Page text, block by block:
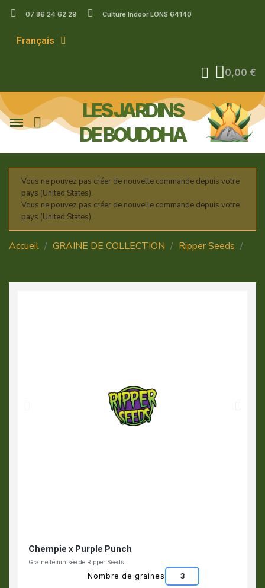
07 86 24 62 29 Culture Indoor LONS 64140
Français
0,00 €
LES JARDINS
DE BOUDDHA
Vous ne pouvez pas créer de nouvelle commande depuis votre
pays (United States).
Vous ne pouvez pas créer de nouvelle commande depuis votre
pays (United States).
Accueil GRAINE DE COLLECTION
Ripper Seeds
Chempie x Purple Punch
Graine féminisée de Ripper Seeds
Nombre de graines 3